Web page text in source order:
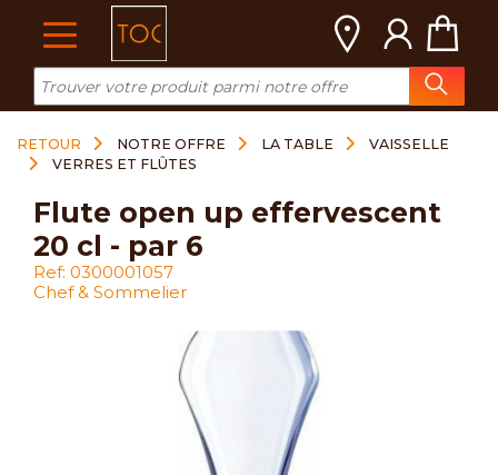
RETOUR NOTRE OFFRE LA TABLE
VAISSELLE
VERRES ET FLÛTES
flute open up effervescent
20 cl - par 6
Ref: 0300001057
Chef & Sommelier
Cookies management panel